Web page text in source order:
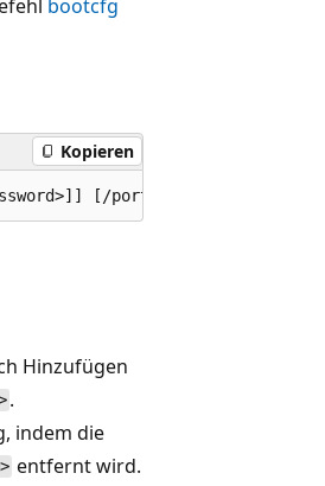
bootcfg
Kopieren
Hinzufügen
.
indem die
entfernt wird.